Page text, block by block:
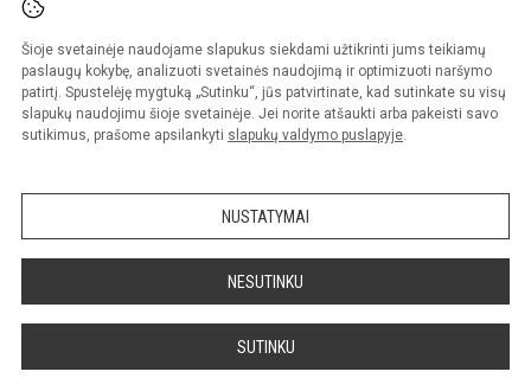
Šioje svetainėje naudojame slapukus siekdami užtikrinti jums teikiamų
paslaugų kokybę, analizuoti svetainės naudojimą ir optimizuoti naršymo
patirtį. Spustelėję mygtuką „Sutinku“, jūs patvirtinate, kad sutinkate su visų
slapukų naudojimu šioje svetainėje. Jei norite atšaukti arba pakeisti savo
sutikimus, prašome apsilankyti slapukų valdymo puslapyje.
NUSTATYMAI
NESUTINKU
SUTINKU
Kopijuoti turinį be raštiško Bukiškio pagrindinės mokyklos administracijos
sutikimo griežtai draudžiama.
Prieinamumo paraiška Slapukų valdymas
Sumanus būdas atnaujinti